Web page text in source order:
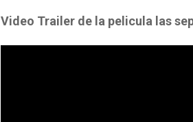
Video Trailer de la pelicula las